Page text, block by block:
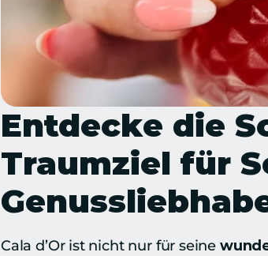
Entdecke die
Traumziel für
Cala d’Or ist nicht nur für seine